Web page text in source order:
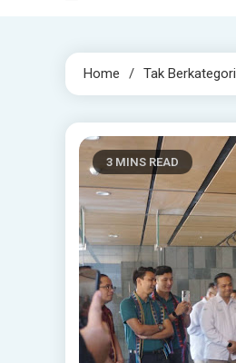
Home Tak Berkategori
3 MINS READ